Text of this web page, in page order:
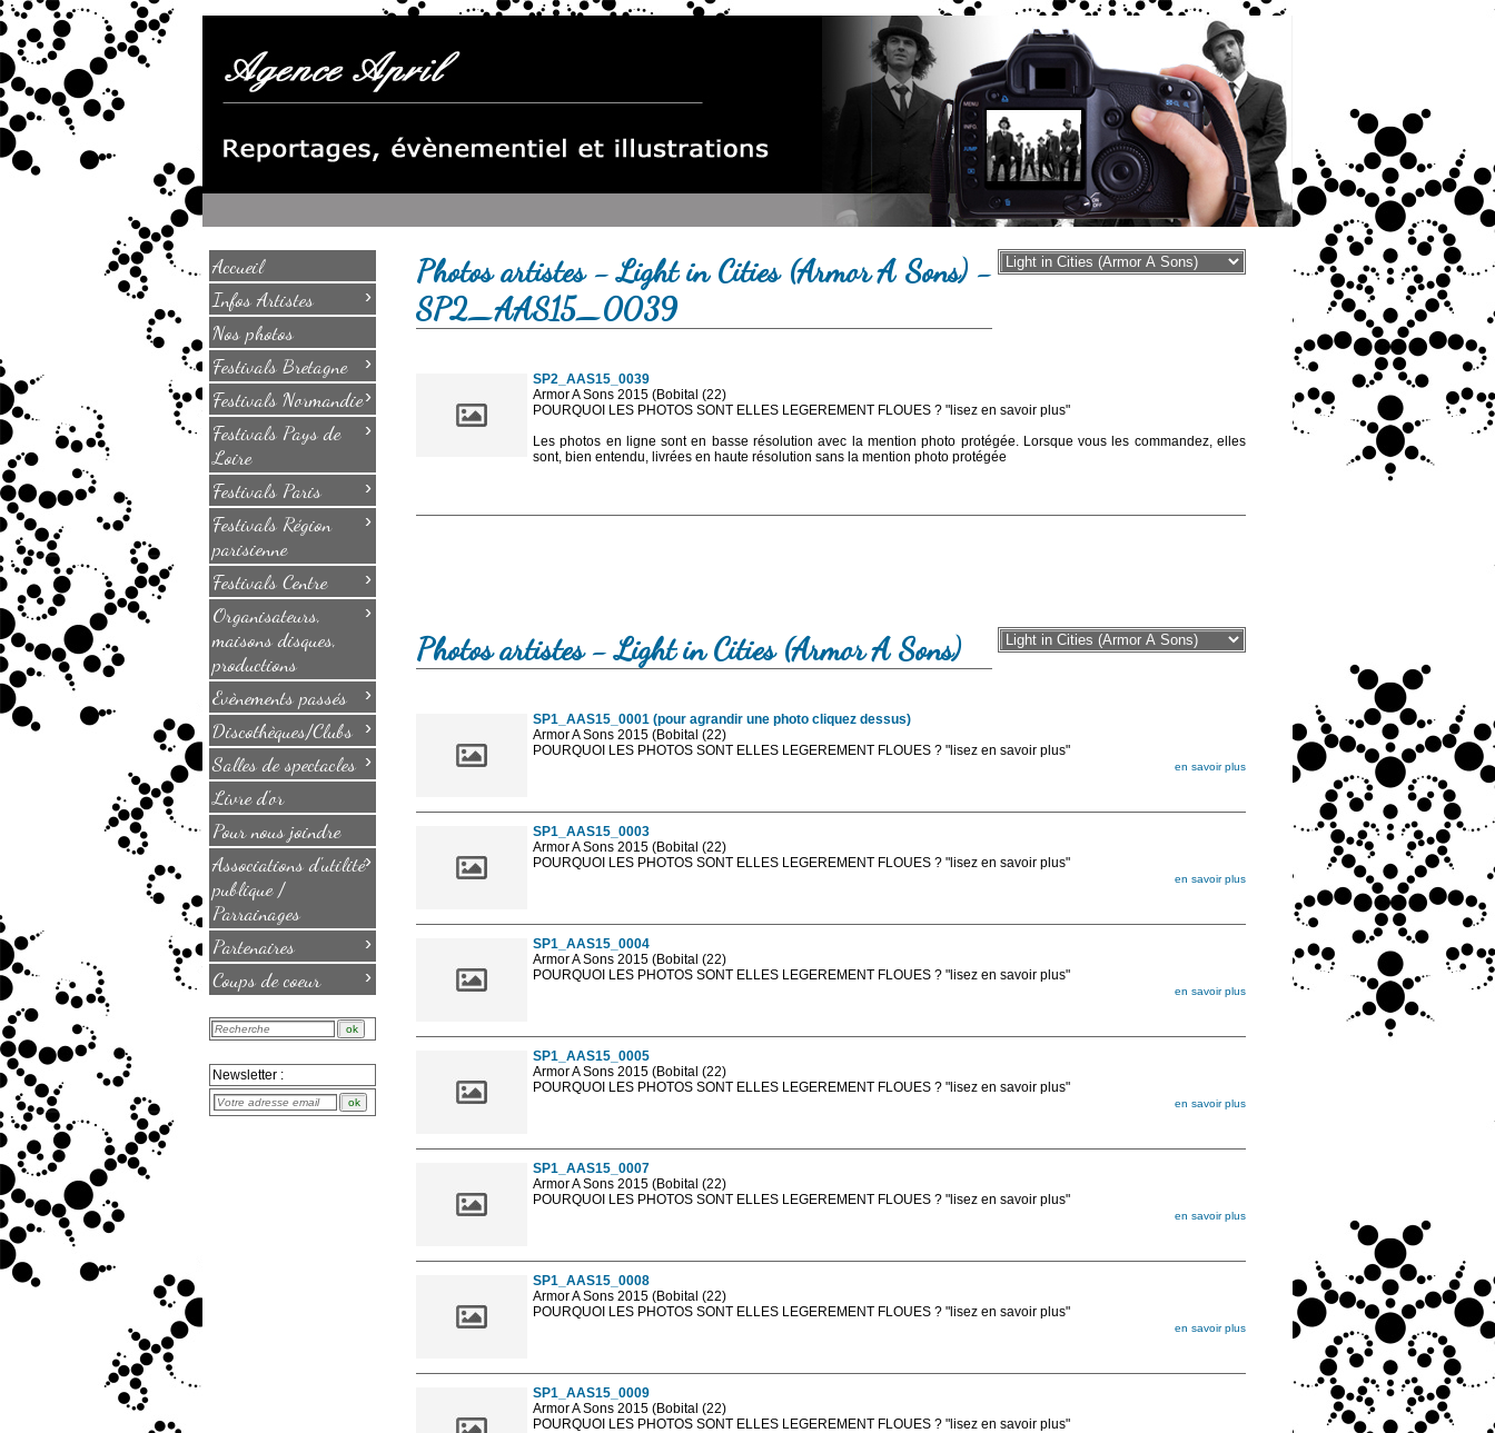
Accueil
Infos Artistes
›
Nos photos
Festivals Bretagne
›
Festivals Normandie›
Festivals Pays de
Loire
›
Festivals Paris ›
Festivals Région
parisienne
›
Festivals Centre ›
Organisateurs,
maisons disques,
productions
›
Evènements passés ›
Discothèques/Clubs ›
Salles de spectacles ›
Livre d'or
Pour nous joindre
Associations d'utilité
publique /
Parrainages
›
Partenaires ›
Coups de coeur ›
Newsletter :
Photos artistes - Light in Cities (Armor A Sons) -
SP2_AAS15_0039
SP2_AAS15_0039
Armor A Sons 2015 (Bobital (22)
POURQUOI LES PHOTOS SONT ELLES LEGEREMENT FLOUES ? "lisez en savoir plus"
Les photos en ligne sont en basse résolution avec la mention photo protégée. Lorsque vous les commandez, elles
sont, bien entendu, livrées en haute résolution sans la mention photo protégée
Photos artistes - Light in Cities (Armor A Sons)
SP1_AAS15_0001 (pour agrandir une photo cliquez dessus)
Armor A Sons 2015 (Bobital (22)
POURQUOI LES PHOTOS SONT ELLES LEGEREMENT FLOUES ? "lisez en savoir plus"
en savoir plus
SP1_AAS15_0003
Armor A Sons 2015 (Bobital (22)
POURQUOI LES PHOTOS SONT ELLES LEGEREMENT FLOUES ? "lisez en savoir plus"
en savoir plus
SP1_AAS15_0004
Armor A Sons 2015 (Bobital (22)
POURQUOI LES PHOTOS SONT ELLES LEGEREMENT FLOUES ? "lisez en savoir plus"
en savoir plus
SP1_AAS15_0005
Armor A Sons 2015 (Bobital (22)
POURQUOI LES PHOTOS SONT ELLES LEGEREMENT FLOUES ? "lisez en savoir plus"
en savoir plus
SP1_AAS15_0007
Armor A Sons 2015 (Bobital (22)
POURQUOI LES PHOTOS SONT ELLES LEGEREMENT FLOUES ? "lisez en savoir plus"
en savoir plus
SP1_AAS15_0008
Armor A Sons 2015 (Bobital (22)
POURQUOI LES PHOTOS SONT ELLES LEGEREMENT FLOUES ? "lisez en savoir plus"
en savoir plus
SP1_AAS15_0009
Armor A Sons 2015 (Bobital (22)
POURQUOI LES PHOTOS SONT ELLES LEGEREMENT FLOUES ? "lisez en savoir plus"